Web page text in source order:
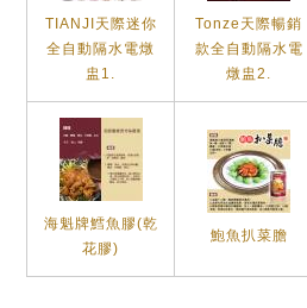
TIANJI天際迷你
全自動隔水電燉
盅1.
Tonze天際暢銷
款全自動隔水電
燉盅2.
海魁牌鱈魚膠(乾
花膠)
鮑魚扒菜膽